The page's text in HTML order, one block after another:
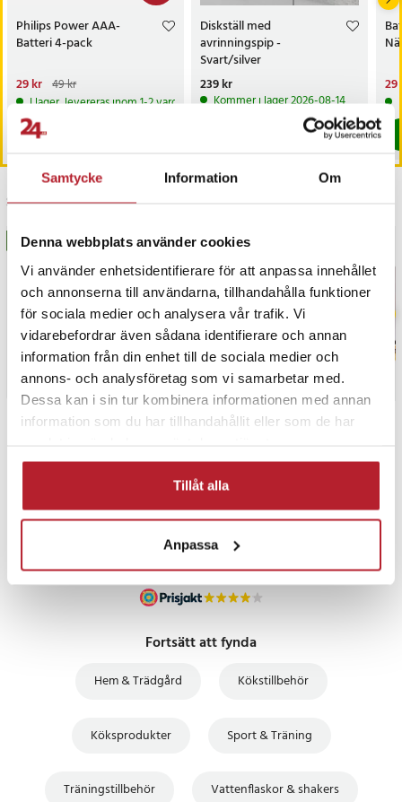
Samtycke Information Om
Denna webbplats använder cookies
Vi använder enhetsidentifierare för att anpassa innehållet
och annonserna till användarna, tillhandahålla funktioner
för sociala medier och analysera vår trafik. Vi
vidarebefordrar även sådana identifierare och annan
information från din enhet till de sociala medier och
annons- och analysföretag som vi samarbetar med.
Dessa kan i sin tur kombinera informationen med annan
information som du har tillhandahållit eller som de har
Tillåt alla
Anpassa
Philips Power AAA-
Batteri 4-pack
Nuvarande pris
29 krTidigare pris:49 kr
29 kr 49 kr
I lager, levereras inom 1-2 vardagar
Diskställ med
avrinningspip -
Svart/silver
Pris:239 kr
239 kr
Kommer i lager 2026-08-14
29
29
Senast besökta
BÄSTSÄLJARE BÄSTSÄLJARE
UTFÖRSÄLJNING
Fortsätt att fynda
Hem & Trädgård Kökstillbehör
Köksprodukter Sport & Träning
Träningstillbehör Vattenflaskor & shakers